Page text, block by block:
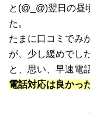
と(@_@)翌日の昼
た。
たまに口コミでみ
が、少し緩めでし
と、思い、早速電
電話対応は良かっ